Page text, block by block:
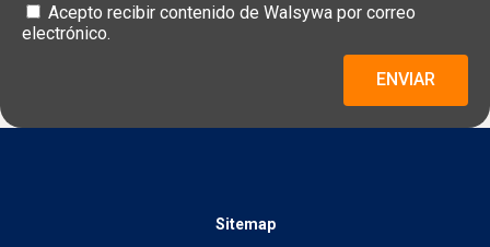
Acepto recibir contenido de Walsywa por correo
electrónico.
ENVIAR
Sitemap